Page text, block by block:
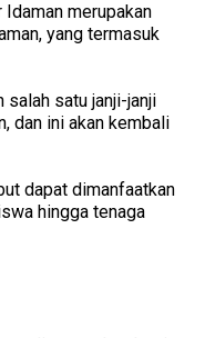
merupakan
yang termasuk
salah satu janji-janji
dan ini akan kembali
dapat dimanfaatkan
hingga tenaga